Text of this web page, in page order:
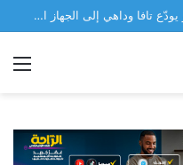
تضحية من أجل المرابطون.. نواذيبو يودّع تافا وداهي إلى الجهاز الفني للمنتخب